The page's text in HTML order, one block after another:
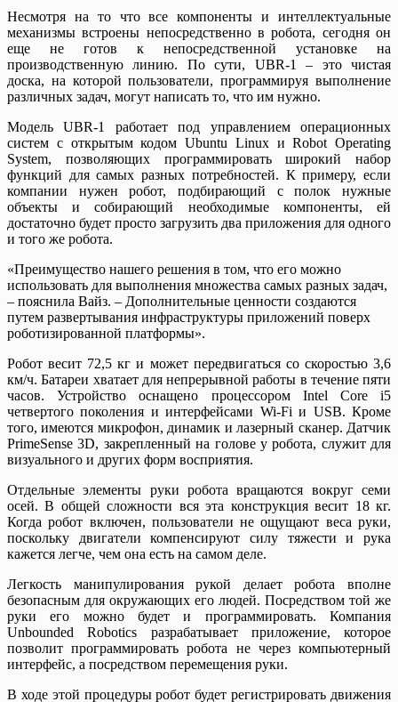
Несмотря на то что все компоненты и интеллектуальные
механизмы встроены непосредственно в робота, сегодня он
еще не готов к непосредственной установке на
производственную линию. По сути, UBR-1 – это чистая
доска, на которой пользователи, программируя выполнение
различных задач, могут написать то, что им нужно.
Модель UBR-1 работает под управлением операционных
систем с открытым кодом Ubuntu Linux и Robot Operating
System, позволяющих программировать широкий набор
функций для самых разных потребностей. К примеру, если
компании нужен робот, подбирающий с полок нужные
объекты и собирающий необходимые компоненты, ей
достаточно будет просто загрузить два приложения для одного
и того же робота.
«Преимущество нашего решения в том, что его можно
использовать для выполнения множества самых разных задач,
– пояснила Вайз. – Дополнительные ценности создаются
путем развертывания инфраструктуры приложений поверх
роботизированной платформы».
Робот весит 72,5 кг и может передвигаться со скоростью 3,6
км/ч. Батареи хватает для непрерывной работы в течение пяти
часов. Устройство оснащено процессором Intel Core i5
четвертого поколения и интерфейсами Wi-Fi и USB. Кроме
того, имеются микрофон, динамик и лазерный сканер. Датчик
PrimeSense 3D, закрепленный на голове у робота, служит для
визуального и других форм восприятия.
Отдельные элементы руки робота вращаются вокруг семи
осей. В общей сложности вся эта конструкция весит 18 кг.
Когда робот включен, пользователи не ощущают веса руки,
поскольку двигатели компенсируют силу тяжести и рука
кажется легче, чем она есть на самом деле.
Легкость манипулирования рукой делает робота вполне
безопасным для окружающих его людей. Посредством той же
руки его можно будет и программировать. Компания
Unbounded Robotics разрабатывает приложение, которое
позволит программировать робота не через компьютерный
интерфейс, а посредством перемещения руки.
В ходе этой процедуры робот будет регистрировать движения